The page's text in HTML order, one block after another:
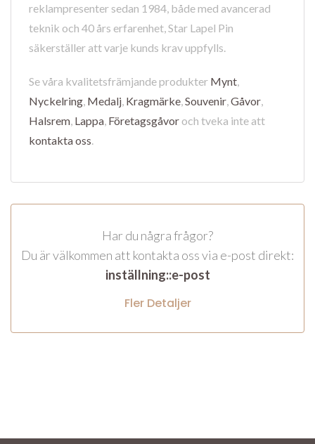
reklampresenter sedan 1984, både med avancerad
teknik och 40 års erfarenhet, Star Lapel Pin
säkerställer att varje kunds krav uppfylls.
Se våra kvalitetsfrämjande produkter Mynt
Nyckelring Medalj Kragmärke Souvenir Gåvor
Halsrem Lappa Företagsgåvor och tveka inte att
kontakta oss
Har du några frågor?
Du är välkommen att kontakta oss via e-post direkt:
inställning::e-post
Fler Detaljer